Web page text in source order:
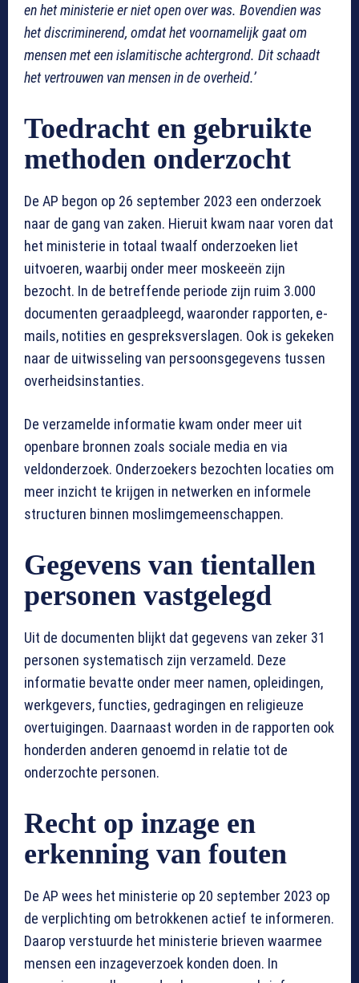
en het ministerie er niet open over was. Bovendien was
het discriminerend, omdat het voornamelijk gaat om
mensen met een islamitische achtergrond. Dit schaadt
het vertrouwen van mensen in de overheid.’
Toedracht en gebruikte
methoden onderzocht
De AP begon op 26 september 2023 een onderzoek
naar de gang van zaken. Hieruit kwam naar voren dat
het ministerie in totaal twaalf onderzoeken liet
uitvoeren, waarbij onder meer moskeeën zijn
bezocht. In de betreffende periode zijn ruim 3.000
documenten geraadpleegd, waaronder rapporten, e-
mails, notities en gespreksverslagen. Ook is gekeken
naar de uitwisseling van persoonsgegevens tussen
overheidsinstanties.
De verzamelde informatie kwam onder meer uit
openbare bronnen zoals sociale media en via
veldonderzoek. Onderzoekers bezochten locaties om
meer inzicht te krijgen in netwerken en informele
structuren binnen moslimgemeenschappen.
Gegevens van tientallen
personen vastgelegd
Uit de documenten blijkt dat gegevens van zeker 31
personen systematisch zijn verzameld. Deze
informatie bevatte onder meer namen, opleidingen,
werkgevers, functies, gedragingen en religieuze
overtuigingen. Daarnaast worden in de rapporten ook
honderden anderen genoemd in relatie tot de
onderzochte personen.
Recht op inzage en
erkenning van fouten
De AP wees het ministerie op 20 september 2023 op
de verplichting om betrokkenen actief te informeren.
Daarop verstuurde het ministerie brieven waarmee
mensen een inzageverzoek konden doen. In